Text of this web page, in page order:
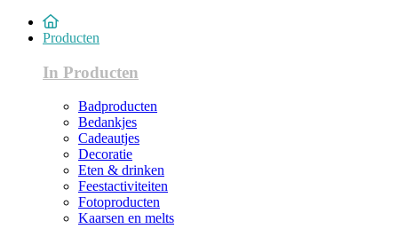
Producten
In Producten
Badproducten
Bedankjes
Cadeautjes
Decoratie
Eten & drinken
Feestactiviteiten
Fotoproducten
Kaarsen en melts